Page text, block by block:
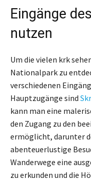
Eingänge
nutzen
Um die vielen krk
Nationalpark zu
verschiedenen
Hauptzugänge sind
kann man eine
den Zugang zu den
ermöglicht, darunter
abenteuerlustige
Wanderwege eine
zu erkunden und die